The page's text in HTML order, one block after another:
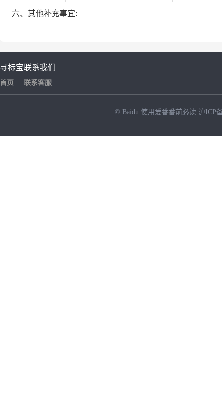
六、其他补充事宜:
寻标宝
首页
联系我们
联系客服
© Baidu 使用爱番番前必读 沪ICP